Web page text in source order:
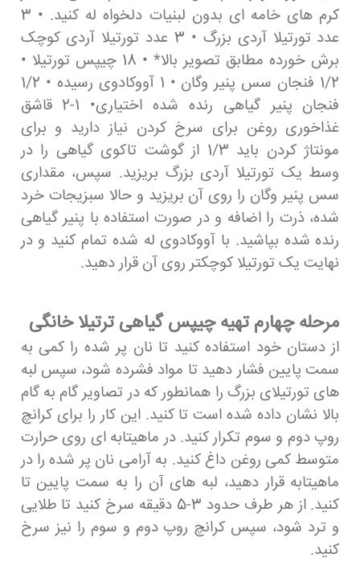
کرم های خامه ای بدون لبنیات دلخواه له کنید. • 3
عدد تورتیلا آردی بزرگ • 3 عدد تورتیلا آردی کوچک
برش خورده مطابق تصویر بالا* • 18 چیپس تورتیلا •
1/2 فنجان سس پنیر وگان • 1 آووکادوی رسیده • 1/2
فنجان پنیر گیاهی رنده شده اختیاری• 1-2 قاشق
غذاخوری روغن برای سرخ کردن نیاز دارید و برای
مونتاژ کردن باید 1/3 از گوشت تاکوی گیاهی را در
وسط یک تورتیلا آردی بزرگ بریزید. سپس، مقداری
سس پنیر وگان را روی آن بریزید و حالا سبزیجات خرد
شده، ذرت را اضافه و در صورت استفاده با پنیر گیاهی
رنده شده بپاشید. با آووکادوی له شده تمام کنید و در
نهایت یک تورتیلا کوچکتر روی آن قرار دهید.
مرحله چهارم تهیه چیپس گیاهی ترتیلا خانگی
از دستان خود استفاده کنید تا نان پر شده را کمی به
سمت پایین فشار دهید تا مواد فشرده شود، سپس لبه
های تورتیلای بزرگ را همانطور که در تصاویر گام به گام
بالا نشان داده شده است تا کنید. این کار را برای کرانچ
روپ دوم و سوم تکرار کنید. در ماهیتابه ای روی حرارت
متوسط ​​کمی روغن داغ کنید. به آرامی نان پر شده را در
ماهیتابه قرار دهید، لبه های آن را به سمت پایین تا
کنید. از هر طرف حدود 3-5 دقیقه سرخ کنید تا طلایی
و ترد شود، سپس کرانچ روپ دوم و سوم را نیز سرخ
کنید.